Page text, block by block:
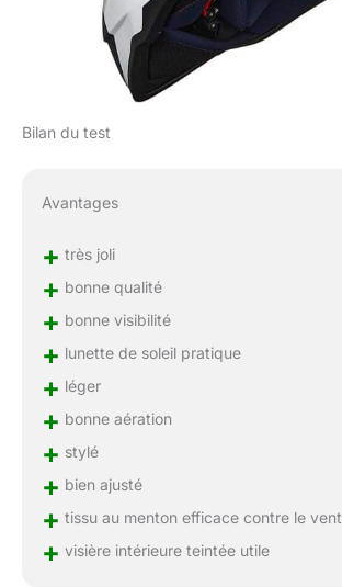
Bilan du test
Avantages
+ très joli
+ bonne qualité
+ bonne visibilité
+ lunette de soleil pratique
+ léger
+ bonne aération
+ stylé
+ bien ajusté
+ tissu au menton efficace contre le vent
+ visière intérieure teintée utile